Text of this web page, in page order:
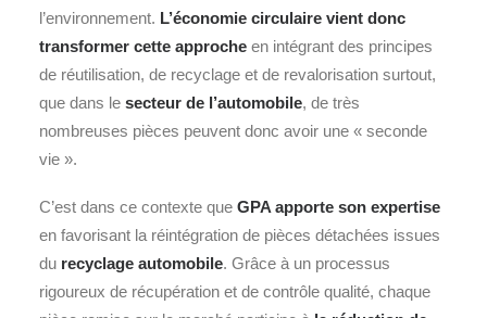
l’environnement. L’économie circulaire vient donc
transformer cette approche en intégrant des principes
de réutilisation, de recyclage et de revalorisation surtout,
que dans le secteur de l’automobile, de très
nombreuses pièces peuvent donc avoir une « seconde
vie ».
C’est dans ce contexte que GPA apporte son expertise
en favorisant la réintégration de pièces détachées issues
du recyclage automobile. Grâce à un processus
rigoureux de récupération et de contrôle qualité, chaque